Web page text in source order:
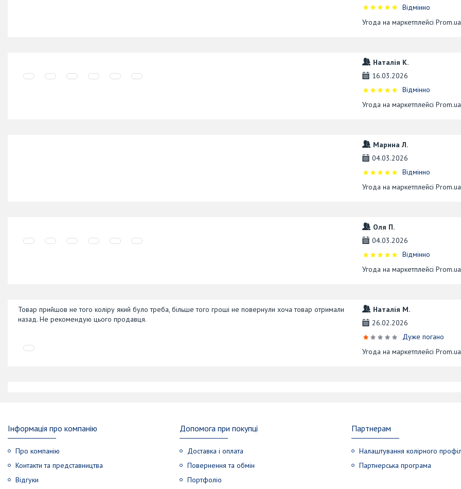
Відмінно
Угода на маркетплейсі Prom.ua
Наталія К.
16.03.2026
Відмінно
Угода на маркетплейсі Prom.ua
Марина Л.
04.03.2026
Відмінно
Угода на маркетплейсі Prom.ua
Оля П.
04.03.2026
Відмінно
Угода на маркетплейсі Prom.ua
Товар прийшов не того коліру який було треба, більше того гроші не повернули хоча товар отримали
назад. Не рекомендую цього продавця.
Наталія М.
26.02.2026
Дуже погано
Угода на маркетплейсі Prom.ua
Інформація про компанію
Про компанію
Контакти та представництва
Відгуки
Допомога при покупці
Доставка і оплата
Повернення та обмін
Портфоліо
Партнерам
Налаштування колірного
Партнерська програма